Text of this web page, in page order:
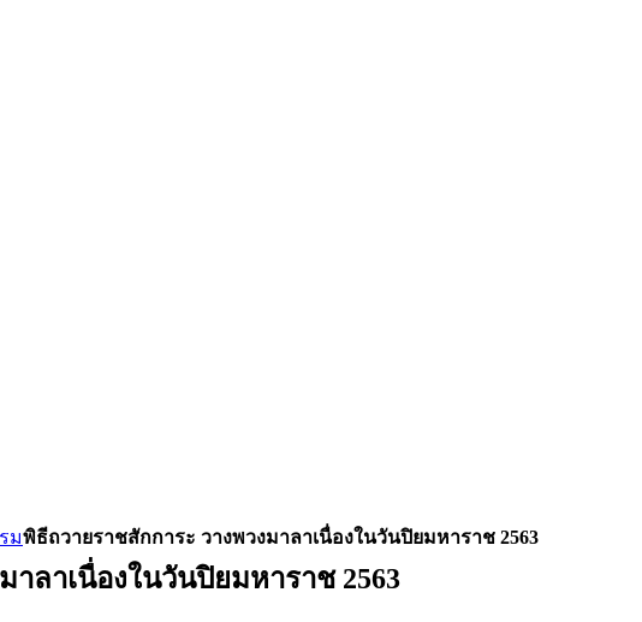
มพิธีถวายราชสักการะ วางพวงมาลาเนื่องในวันปิยมหาราช 2563
ลาเนื่องในวันปิยมหาราช 2563